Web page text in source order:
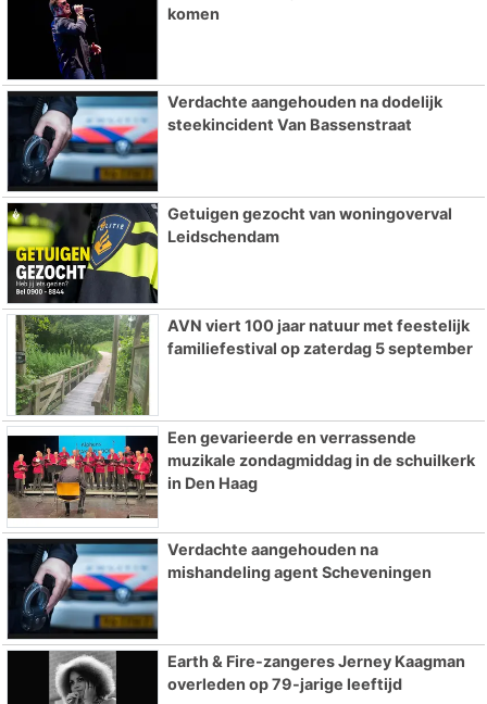
komen
Verdachte aangehouden na dodelijk
steekincident Van Bassenstraat
Getuigen gezocht van woningoverval
Leidschendam
AVN viert 100 jaar natuur met feestelijk
familiefestival op zaterdag 5 september
Een gevarieerde en verrassende
muzikale zondagmiddag in de schuilkerk
in Den Haag
Verdachte aangehouden na
mishandeling agent Scheveningen
Earth & Fire-zangeres Jerney Kaagman
overleden op 79-jarige leeftijd